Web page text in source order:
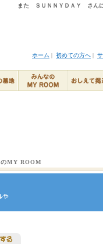
また ＳＵＮＮＹＤＡＹ さん
ホーム | 初めての方へ |
MY ROOM